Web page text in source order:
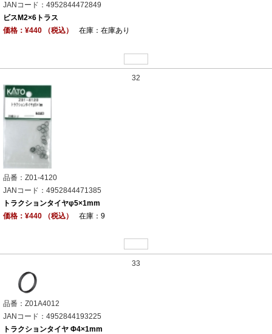
JANコード：4952844472849
ビスM2×6トラス
価格：¥440 （税込）
在庫：在庫あり
32
品番：Z01-4120
JANコード：4952844471385
トラクションタイヤφ5×1mm
価格：¥440 （税込）
在庫：9
33
品番：Z01A4012
JANコード：4952844193225
トラクションタイヤ Φ4×1mm